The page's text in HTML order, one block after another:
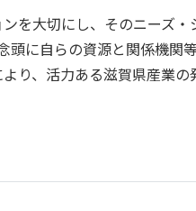
を大切にし、そのニーズ
頭に自らの資源と関係機関
り、活力ある滋賀県産業の